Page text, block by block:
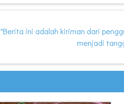
"Berita ini adalah kiriman dari
menjadi